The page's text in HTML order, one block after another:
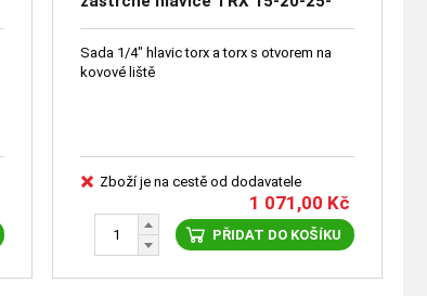
27-30-40, TRX s otvorem 15-20-
25-27-30-40
Sada 1/4" hlavic torx a torx s otvorem na
kovové liště
Zboží je na cestě od dodavatele
1 071,00 Kč
PŘIDAT DO KOŠÍKU